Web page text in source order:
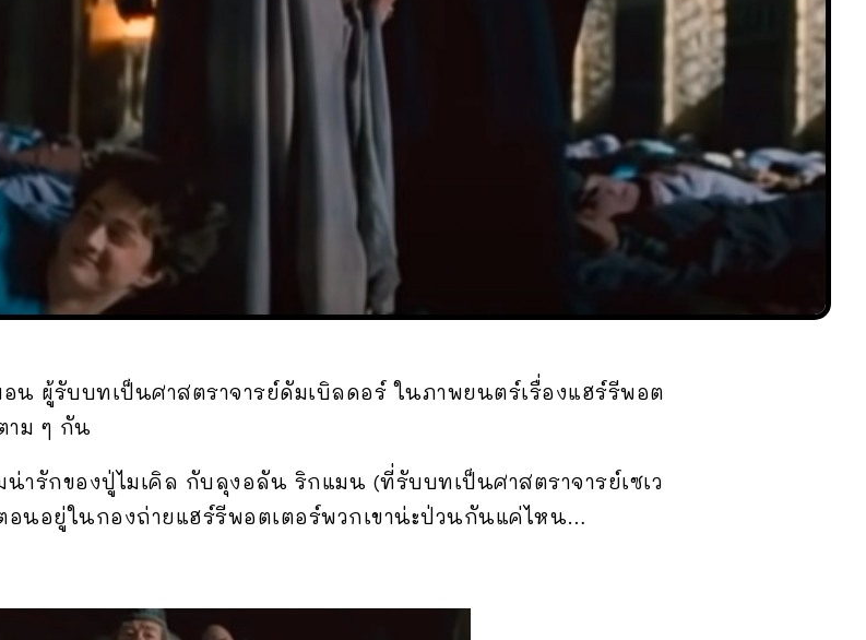
น ผู้รับบทเป็นศาสตราจารย์ดัมเบิลดอร์ ในภาพยนตร์เรื่องแฮร์รีพอต
าม ๆ กัน
น่ารักของปู่ไมเคิล กับลุงอลัน ริกแมน (ที่รับบทเป็นศาสตราจารย์เซเว
อนอยู่ในกองถ่ายแฮร์รีพอตเตอร์พวกเขาน่ะป่วนกันแค่ไหน…